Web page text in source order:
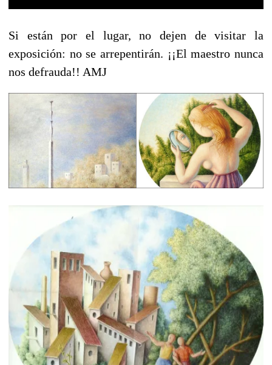
Si están por el lugar, no dejen de visitar la
exposición: no se arrepentirán. ¡¡El maestro nunca
nos defrauda!! AMJ